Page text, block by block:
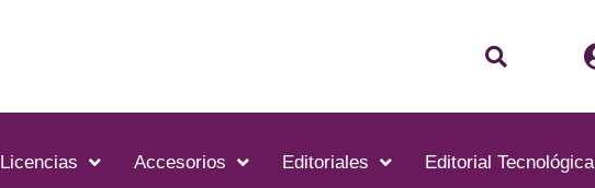
Licencias Accesorios Editoriales Editorial Tecnológica